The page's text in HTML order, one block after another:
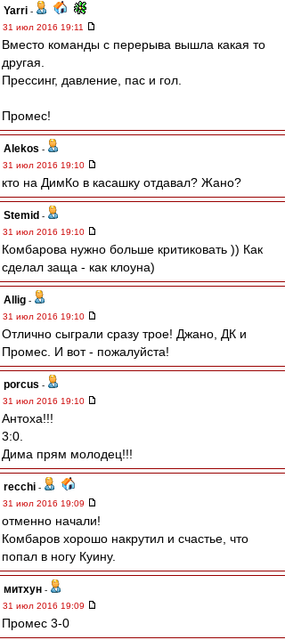
Yarri -
31 июл 2016 19:11
Вместо команды с перерыва вышла какая то
другая.
Прессинг, давление, пас и гол.
Промес!
Alekos -
31 июл 2016 19:10
кто на ДимКо в касашку отдавал? Жано?
Stemid -
31 июл 2016 19:10
Комбарова нужно больше критиковать )) Как
сделал заща - как клоуна)
Allig -
31 июл 2016 19:10
Отлично сыграли сразу трое! Джано, ДК и
Промес. И вот - пожалуйста!
porcus -
31 июл 2016 19:10
Антоха!!!
3:0.
Дима прям молодец!!!
recchi -
31 июл 2016 19:09
отменно начали!
Комбаров хорошо накрутил и счастье, что
попал в ногу Куину.
митхун -
31 июл 2016 19:09
Промес 3-0